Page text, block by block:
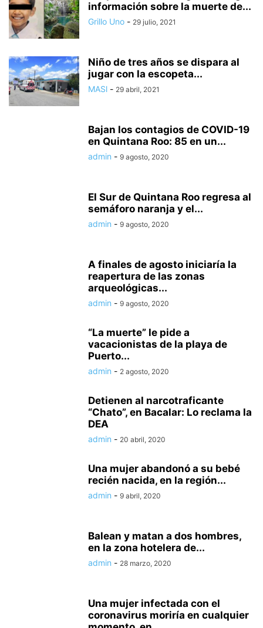
información sobre la muerte de...
Grillo Uno - 29 julio, 2021
Niño de tres años se dispara al
jugar con la escopeta...
MASl - 29 abril, 2021
Bajan los contagios de COVID-19
en Quintana Roo: 85 en un...
admin - 9 agosto, 2020
El Sur de Quintana Roo regresa al
semáforo naranja y el...
admin - 9 agosto, 2020
A finales de agosto iniciaría la
reapertura de las zonas
arqueológicas...
admin - 9 agosto, 2020
“La muerte” le pide a
vacacionistas de la playa de
Puerto...
admin - 2 agosto, 2020
Detienen al narcotraficante
“Chato”, en Bacalar: Lo reclama la
DEA
admin - 20 abril, 2020
Una mujer abandonó a su bebé
recién nacida, en la región...
admin - 9 abril, 2020
Balean y matan a dos hombres,
en la zona hotelera de...
admin - 28 marzo, 2020
Una mujer infectada con el
coronavirus moriría en cualquier